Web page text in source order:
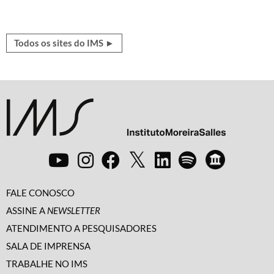
Todos os sites do IMS ►
FALE CONOSCO
ASSINE A NEWSLETTER
ATENDIMENTO A PESQUISADORES
SALA DE IMPRENSA
TRABALHE NO IMS